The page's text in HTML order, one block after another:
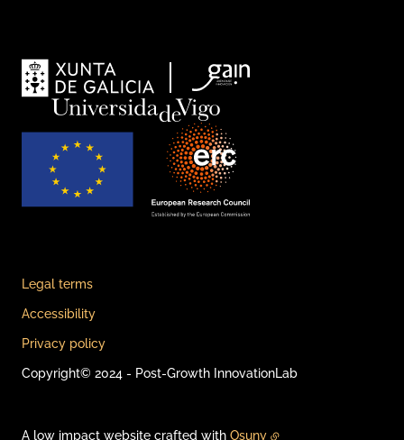
Legal terms
Accessibility
Privacy policy
Copyright© 2024 - Post-Growth InnovationLab
A low impact website crafted with Osuny